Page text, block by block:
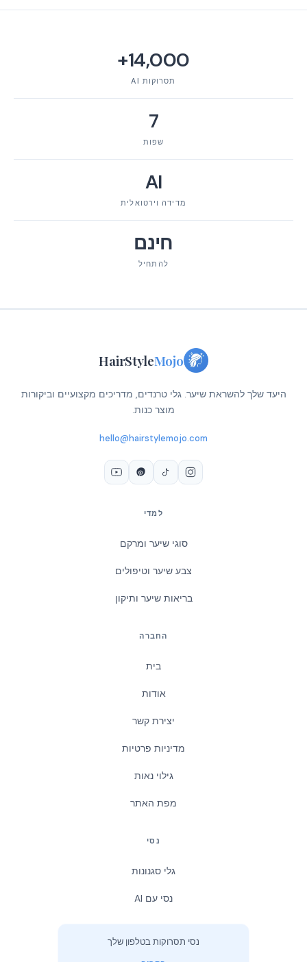
14,000+
תסרוקות AI
7
שפות
AI
מדידה וירטואלית
חינם
להתחיל
HairStyleMojo
היעד שלך להשראת שיער. גלי טרנדים, מדריכים מקצועיים וביקורות
מוצר כנות.
hello@hairstylemojo.com
למדי
סוגי שיער ומרקם
צבע שיער וטיפולים
בריאות שיער ותיקון
החברה
בית
אודות
יצירת קשר
מדיניות פרטיות
גילוי נאות
מפת האתר
נסי
גלי סגנונות
נסי עם AI
נסי תסרוקות בטלפון שלך